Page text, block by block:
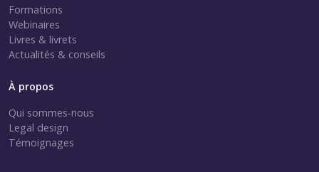
Formations
Webinaires
Livres & livrets
Actualités & conseils
À propos
Qui sommes-nous
Legal design
Témoignages